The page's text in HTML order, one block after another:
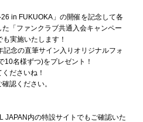
in FUKUOKA」の開催を記念して各
「ファンクラブ共通入会キャンペー
実施いたします！
念の直筆サイン入りオリジナルフォ
10名様ずつ)をプレゼント！
ださいね！
認ください。
JAPAN内の特設サイトでもご確認いた